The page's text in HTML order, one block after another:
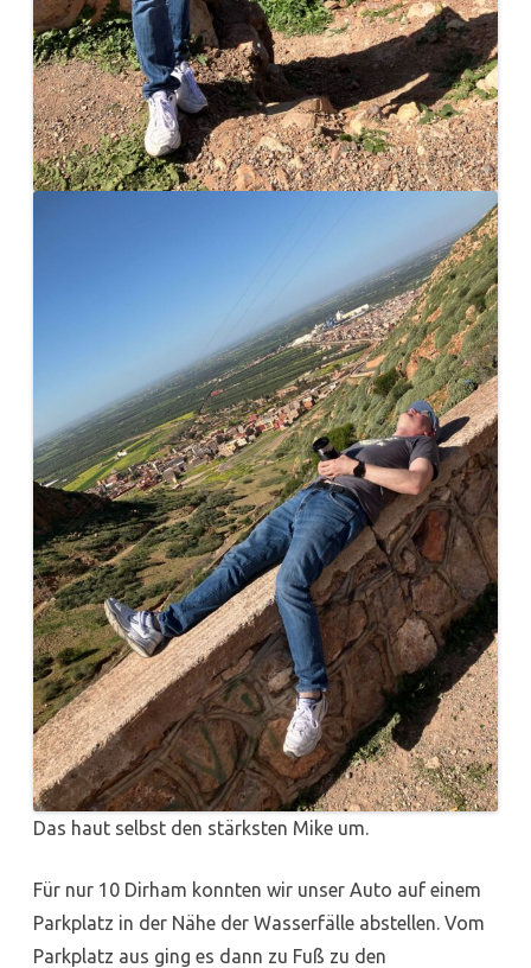
Das haut selbst den stärksten Mike um.
Für nur 10 Dirham konnten wir unser Auto auf einem
Parkplatz in der Nähe der Wasserfälle abstellen. Vom
Parkplatz aus ging es dann zu Fuß zu den